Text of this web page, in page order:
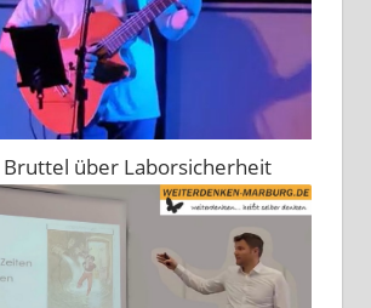
Bruttel über Laborsicherheit